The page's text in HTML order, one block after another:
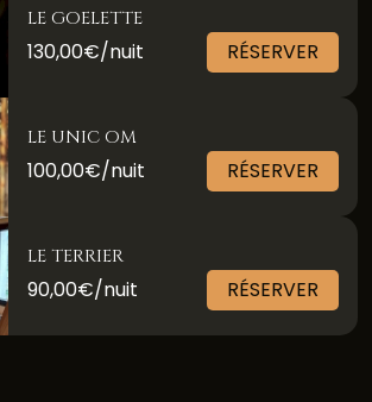
LE GOELETTE
130,00€/nuit RÉSERVER
LE UNIC OM
100,00€/nuit RÉSERVER
LE TERRIER
90,00€/nuit RÉSERVER